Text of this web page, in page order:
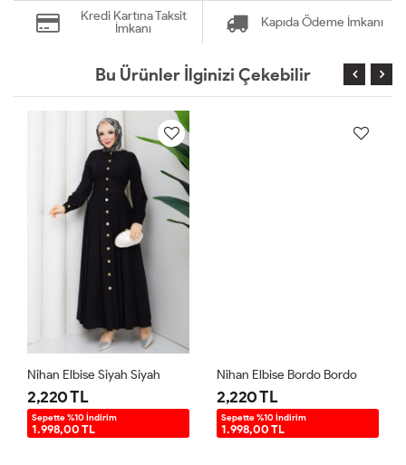
Kredi Kartına Taksit
İmkanı
Kapıda Ödeme İmkanı
Bu Ürünler İlginizi Çekebilir
Nihan Elbise Siyah Siyah
2,220 TL
Sepette %10 İndirim
1.998,00 TL
Nihan Elbise Bordo Bordo
2,220 TL
Sepette %10 İndirim
1.998,00 TL